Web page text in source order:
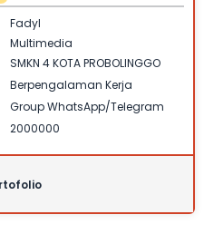
Fadyl
Multimedia
SMKN 4 KOTA PROBOLINGGO
Berpengalaman Kerja
Group WhatsApp/Telegram
2000000